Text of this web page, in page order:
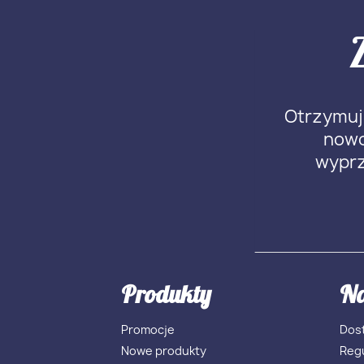
Produkty
Promocje
Nowe produkty